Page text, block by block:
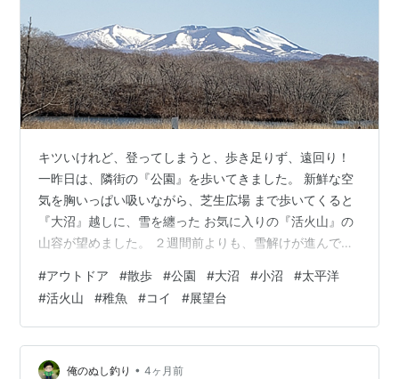
キツいけれど、登ってしまうと、歩き足りず、遠回り！
一昨日は、隣街の『公園』を歩いてきました。 新鮮な空
気を胸いっぱい吸いながら、芝生広場 まで歩いてくると
『大沼』越しに、雪を纏った お気に入りの『活火山』の
山容が望めました。 ２週間前よりも、雪解けが進んでい
森の木々が鏡のように映し出されていました。階段を登
りきって振り返ると、木々の合間から 小沼と、その奥に
『太平洋』が観えました。『西の展望台』に着いて『活
火山』を眺めつつ おにぎりランチをしました…😋西の遠
くを観ると、真っ白な雪に覆われた山が 望めました。２
#アウトドア #散歩 #公園 #大沼 #小沼 #太平洋
#活火山 #稚魚 #コイ #展望台
俺のぬし釣り • 4ヶ月前